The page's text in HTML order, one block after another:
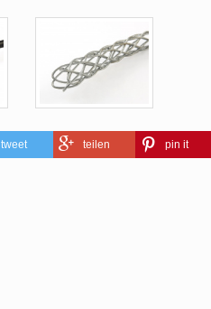
tweet teilen pin it